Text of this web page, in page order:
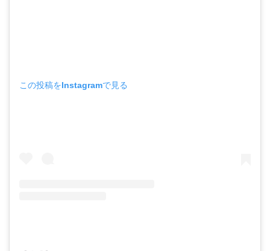
この投稿をInstagramで見る